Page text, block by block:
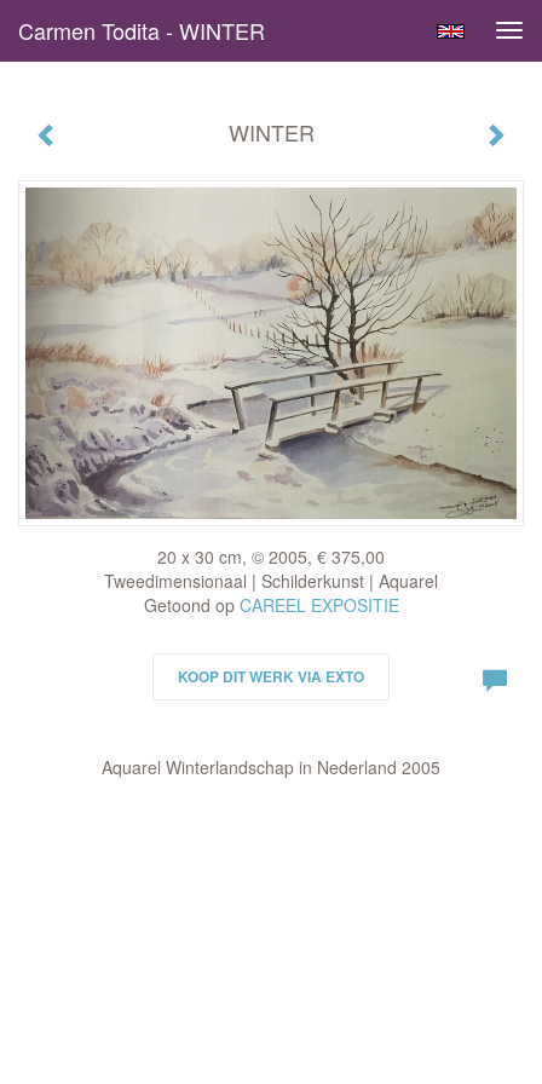
Carmen Todita - WINTER
WINTER
20 x 30 cm, © 2005, € 375,00
Tweedimensionaal | Schilderkunst | Aquarel
Getoond op CAREEL EXPOSITIE
KOOP DIT WERK VIA EXTO
Aquarel Winterlandschap in Nederland 2005